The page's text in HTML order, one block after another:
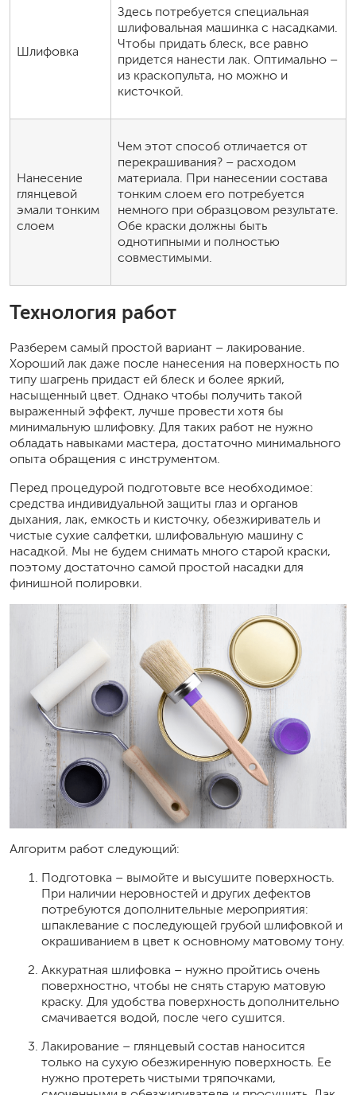
Шлифовка
Здесь потребуется специальная
шлифовальная машинка с насадками.
Чтобы придать блеск, все равно
придется нанести лак. Оптимально –
из краскопульта, но можно и
кисточкой.
Нанесение
глянцевой
эмали тонким
слоем
Чем этот способ отличается от
перекрашивания? – расходом
материала. При нанесении состава
тонким слоем его потребуется
немного при образцовом результате.
Обе краски должны быть
однотипными и полностью
совместимыми.
Технология работ
Разберем самый простой вариант – лакирование.
Хороший лак даже после нанесения на поверхность по
типу шагрень придаст ей блеск и более яркий,
насыщенный цвет. Однако чтобы получить такой
выраженный эффект, лучше провести хотя бы
минимальную шлифовку. Для таких работ не нужно
обладать навыками мастера, достаточно минимального
опыта обращения с инструментом.
Перед процедурой подготовьте все необходимое:
средства индивидуальной защиты глаз и органов
дыхания, лак, емкость и кисточку, обезжириватель и
чистые сухие салфетки, шлифовальную машину с
насадкой. Мы не будем снимать много старой краски,
поэтому достаточно самой простой насадки для
финишной полировки.
Алгоритм работ следующий:
Подготовка – вымойте и высушите поверхность.
При наличии неровностей и других дефектов
потребуются дополнительные мероприятия:
шпаклевание с последующей грубой шлифовкой и
окрашиванием в цвет к основному матовому тону.
Аккуратная шлифовка – нужно пройтись очень
поверхностно, чтобы не снять старую матовую
краску. Для удобства поверхность дополнительно
смачивается водой, после чего сушится.
Лакирование – глянцевый состав наносится
только на сухую обезжиренную поверхность. Ее
нужно протереть чистыми тряпочками,